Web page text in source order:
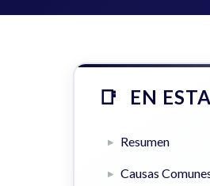
EN
Resumen
Causas